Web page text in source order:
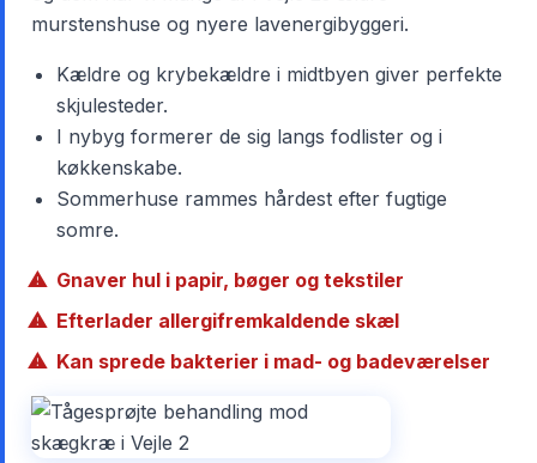
murstenshuse og nyere lavenergibyggeri.
Kældre og krybekældre i midtbyen giver perfekte
skjulesteder.
I nybyg formerer de sig langs fodlister og i
køkkenskabe.
Sommerhuse rammes hårdest efter fugtige
somre.
Gnaver hul i papir, bøger og tekstiler
Efterlader allergifremkaldende skæl
Kan sprede bakterier i mad- og badeværelser